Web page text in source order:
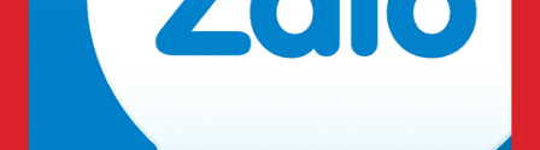
rung tay nghề nghiệp).
Giúp thao táclinh hoạt
và kiểm soát dụng cụ tốt hơn
trong quá trình làm việc.
Bảo vệ tay khỏi va đập nhẹ, trầy xước và tác động từ
môi trường công nghiệp.